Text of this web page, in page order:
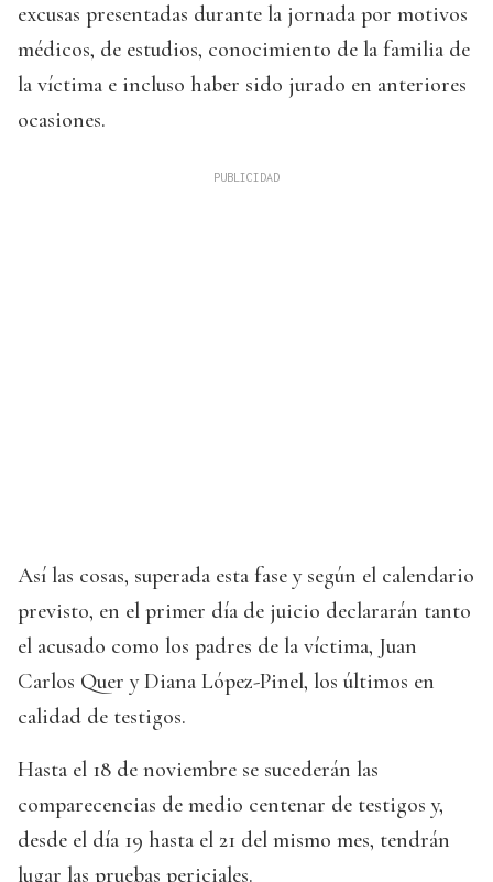
excusas presentadas durante la jornada por motivos
médicos, de estudios, conocimiento de la familia de
la víctima e incluso haber sido jurado en anteriores
ocasiones.
Así las cosas, superada esta fase y según el calendario
previsto, en el primer día de juicio declararán tanto
el acusado como los padres de la víctima, Juan
Carlos Quer y Diana López-Pinel, los últimos en
calidad de testigos.
Hasta el 18 de noviembre se sucederán las
comparecencias de medio centenar de testigos y,
desde el día 19 hasta el 21 del mismo mes, tendrán
lugar las pruebas periciales.